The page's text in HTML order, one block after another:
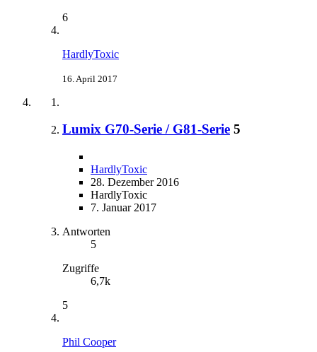
6
HardlyToxic
16. April 2017
Lumix G70-Serie / G81-Serie 5
HardlyToxic
28. Dezember 2016
HardlyToxic
7. Januar 2017
Antworten
5
Zugriffe
6,7k
5
Phil Cooper